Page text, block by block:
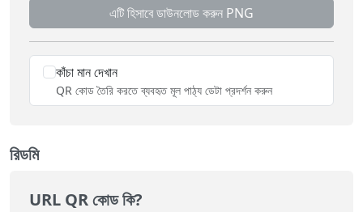
এটি হিসাবে ডাউনলোড করুন PNG
কাঁচা মান দেখান
QR কোড তৈরি করতে ব্যবহৃত মূল পাঠ্য ডেটা প্রদর্শন করুন
রিডমি
URL QR কোড কি?